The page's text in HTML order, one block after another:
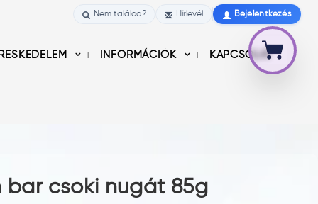
Nem találod? Hírlevél Bejelentkezés
INFORMÁCIÓK KAPCSOLAT
bar csoki nugát 85g